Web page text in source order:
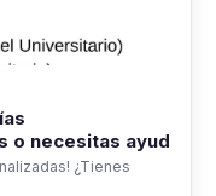
o necesitas ayud
¿Tienes